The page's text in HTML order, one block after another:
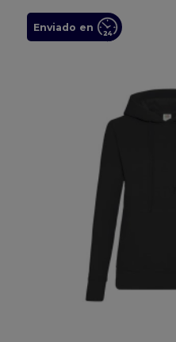
Enviado en